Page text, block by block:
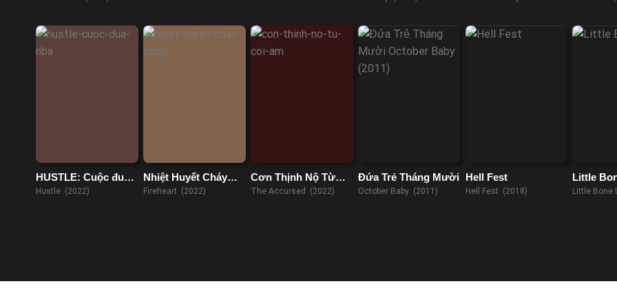
HUSTLE: Cuộc đua
NBA
Hustle (2022)
Nhiệt Huyết Cháy
Bỏng
Fireheart (2022)
Cơn Thịnh Nộ Từ
Cõi Âm
The Accursed (2022)
Đứa Trẻ Tháng Mười
October Baby (2011)
Hell Fest
Hell Fest (2018)
Little
Little Bone